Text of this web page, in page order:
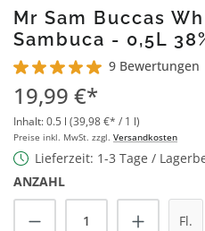
Mr Sam Buccas
Sambuca - 0,5L
Durchschnittliche Bewertung
9 Bewertungen
19,99 €*
Inhalt:0.5 l (39,98 €* / 1 l)
Preise inkl. MwSt. zzgl. Versandkosten
Lieferzeit: 1-3 Tage /
ANZAHL
Produkt Anzahl: Fl.